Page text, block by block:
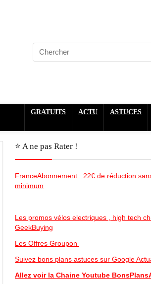
GRATUITS ACTU ASTUCES
⭐️ A ne pas Rater !
FranceAbonnement : 22€ de réduction
minimum
Les promos vélos electriques , high tech
GeekBuying
Les Offres Groupon
Suivez bons plans astuces sur Google
Allez voir la Chaine Youtube